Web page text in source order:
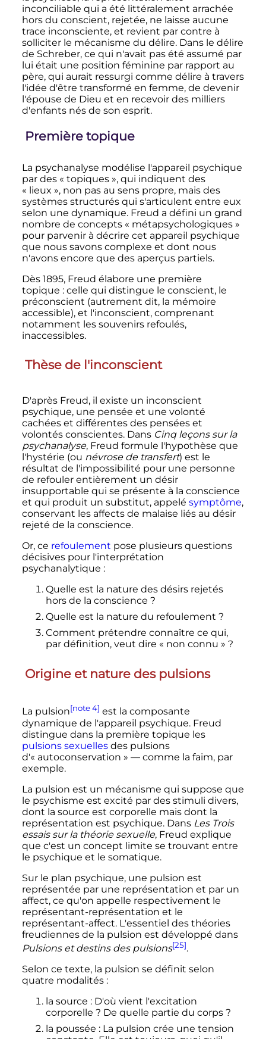
inconciliable qui a été littéralement arrachée
hors du conscient, rejetée, ne laisse aucune
trace inconsciente, et revient par contre à
solliciter le mécanisme du délire. Dans le délire
de Schreber, ce qui n'avait pas été assumé par
lui était une position féminine par rapport au
père, qui aurait ressurgi comme délire à travers
l'idée d'être transformé en femme, de devenir
l'épouse de Dieu et en recevoir des milliers
d'enfants nés de son esprit.
Première topique
La psychanalyse modélise l'appareil psychique
par des « topiques », qui indiquent des
« lieux », non pas au sens propre, mais des
systèmes structurés qui s'articulent entre eux
selon une dynamique. Freud a défini un grand
nombre de concepts « métapsychologiques »
pour parvenir à décrire cet appareil psychique
que nous savons complexe et dont nous
n'avons encore que des aperçus partiels.
Dès 1895, Freud élabore une première
topique : celle qui distingue le conscient, le
préconscient (autrement dit, la mémoire
accessible), et l'inconscient, comprenant
notamment les souvenirs refoulés,
inaccessibles.
Thèse de l'inconscient
D'après Freud, il existe un inconscient
psychique, une pensée et une volonté
cachées et différentes des pensées et
volontés conscientes. Dans Cinq leçons sur la
psychanalyse, Freud formule l'hypothèse que
l'hystérie (ou névrose de transfert) est le
résultat de l'impossibilité pour une personne
de refouler entièrement un désir
insupportable qui se présente à la conscience
et qui produit un substitut, appelé symptôme,
conservant les affects de malaise liés au désir
rejeté de la conscience.
Or, ce refoulement pose plusieurs questions
décisives pour l'interprétation
psychanalytique :
Quelle est la nature des désirs rejetés
hors de la conscience ?
Quelle est la nature du refoulement ?
Comment prétendre connaître ce qui,
par définition, veut dire « non connu » ?
Origine et nature des pulsions
La pulsion[note 4] est la composante
dynamique de l'appareil psychique. Freud
distingue dans la première topique les
pulsions sexuellesdes pulsions
d'« autoconservation » — comme la faim, par
exemple.
La pulsion est un mécanisme qui suppose que
le psychisme est excité par des stimuli divers,
dont la source est corporelle mais dont la
représentation est psychique. Dans Les Trois
essais sur la théorie sexuelle, Freud explique
que c'est un concept limite se trouvant entre
le psychique et le somatique.
Sur le plan psychique, une pulsion est
représentée par une représentation et par un
affect, ce qu'on appelle respectivement le
représentant-représentation et le
représentant-affect. L'essentiel des théories
freudiennes de la pulsion est développé dans
Pulsions et destins des pulsions[25].
Selon ce texte, la pulsion se définit selon
quatre modalités :
la source : D'où vient l'excitation
corporelle ? De quelle partie du corps ?
la poussée : La pulsion crée une tension